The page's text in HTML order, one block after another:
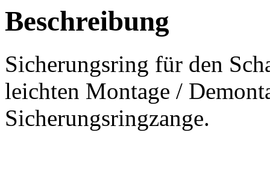
Beschreibung
Sicherungsring für den
leichten Montage /
Sicherungsringzange.